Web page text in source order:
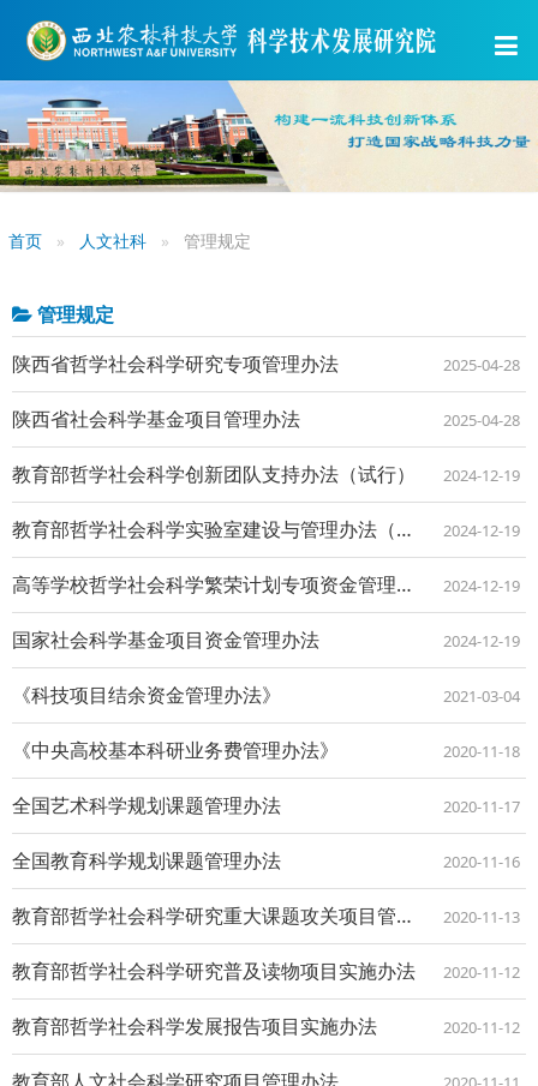
首页 人文社科 管理规定
管理规定
陕西省哲学社会科学研究专项管理办法
2025-04-28
陕西省社会科学基金项目管理办法 2025-04-28
教育部哲学社会科学创新团队支持办法（试行） 2024-12-19
教育部哲学社会科学实验室建设与管理办法（试行） 2024-12-19
高等学校哲学社会科学繁荣计划专项资金管理办法 2024-12-19
国家社会科学基金项目资金管理办法 2024-12-19
《科技项目结余资金管理办法》 2021-03-04
《中央高校基本科研业务费管理办法》 2020-11-18
全国艺术科学规划课题管理办法 2020-11-17
全国教育科学规划课题管理办法 2020-11-16
教育部哲学社会科学研究重大课题攻关项目管理办法（试行） 2020-11-13
教育部哲学社会科学研究普及读物项目实施办法 2020-11-12
教育部哲学社会科学发展报告项目实施办法 2020-11-12